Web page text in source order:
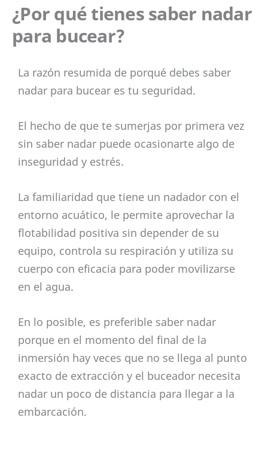
¿Por qué tienes saber nadar
para bucear?
La razón resumida de porqué debes saber
nadar para bucear es tu seguridad.
El hecho de que te sumerjas por primera vez
sin saber nadar puede ocasionarte algo de
inseguridad y estrés.
La familiaridad que tiene un nadador con el
entorno acuático, le permite aprovechar la
flotabilidad positiva sin depender de su
equipo, controla su respiración y utiliza su
cuerpo con eficacia para poder movilizarse
en el agua.
En lo posible, es preferible saber nadar
porque en el momento del final de la
inmersión hay veces que no se llega al punto
exacto de extracción y el buceador necesita
nadar un poco de distancia para llegar a la
embarcación.